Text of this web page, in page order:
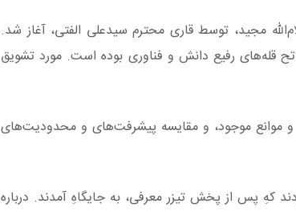
مجید، توسط قاری محترم سیدعلی الفتی، آغاز شد.
قله‌های رفیع دانش و فناوری بوده است. مورد تشویق
موانع موجود، و مقایسه پیشرفت‌های و محدودیت‌های
کهِ پس از پخش تیزر معرفی، به جایگاهِ آمدند. درباره